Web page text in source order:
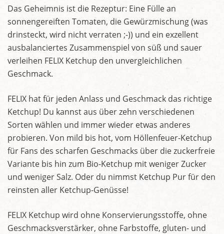
Das Geheimnis ist die Rezeptur: Eine Fülle an
sonnengereiften Tomaten, die Gewürzmischung (was
drinsteckt, wird nicht verraten ;-)) und ein exzellent
ausbalanciertes Zusammenspiel von süß und sauer
verleihen FELIX Ketchup den unvergleichlichen
Geschmack.
FELIX hat für jeden Anlass und Geschmack das richtige
Ketchup! Du kannst aus über zehn verschiedenen
Sorten wählen und immer wieder etwas anderes
probieren. Von mild bis hot, vom Höllenfeuer-Ketchup
für Fans des scharfen Geschmacks über die zuckerfreie
Variante bis hin zum Bio-Ketchup mit weniger Zucker
und weniger Salz. Oder du nimmst Ketchup Pur für den
reinsten aller Ketchup-Genüsse!
FELIX Ketchup wird ohne Konservierungsstoffe, ohne
Geschmacksverstärker, ohne Farbstoffe, gluten- und